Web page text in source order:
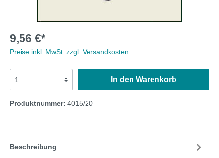
9,56 €*
Preise inkl. MwSt. zzgl. Versandkosten
In den Warenkorb
Produktnummer: 4015/20
Beschreibung